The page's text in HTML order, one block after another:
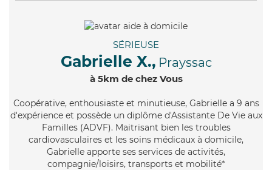
SÉRIEUSE
Gabrielle X., Prayssac
à 5km de chez Vous
Coopérative, enthousiaste et minutieuse, Gabrielle a 9 ans
d'expérience et possède un diplôme d'Assistante De Vie aux
Familles (ADVF). Maitrisant bien les troubles
cardiovasculaires et les soins médicaux à domicile,
Gabrielle apporte ses services de activités,
compagnie/loisirs, transports et mobilité*